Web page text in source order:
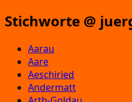
Stichworte @
Aarau
Aare
Aeschiried
Andermatt